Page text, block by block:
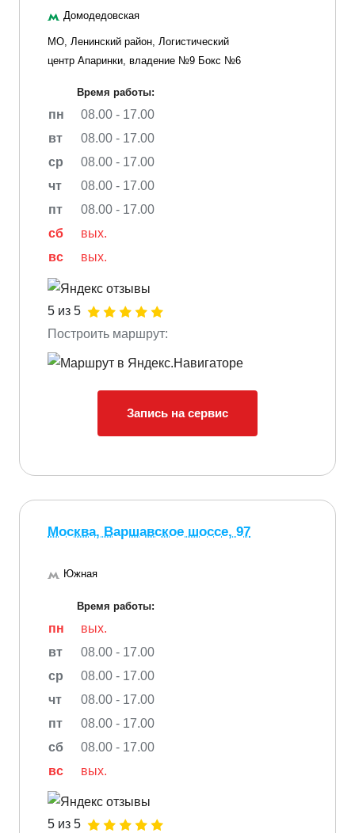
Домодедовская
МО, Ленинский район, Логистический
центр Апаринки, владение №9 Бокс №6
Время работы:
пн
08.00 - 17.00
вт
08.00 - 17.00
ср
08.00 - 17.00
чт
08.00 - 17.00
пт
08.00 - 17.00
сб
вых.
вс
вых.
5 из 5
Построить маршрут:
Запись на сервис
Москва, Варшавское шоссе, 97
Южная
Время работы:
пн
вых.
вт
08.00 - 17.00
ср
08.00 - 17.00
чт
08.00 - 17.00
пт
08.00 - 17.00
сб
08.00 - 17.00
вс
вых.
5 из 5